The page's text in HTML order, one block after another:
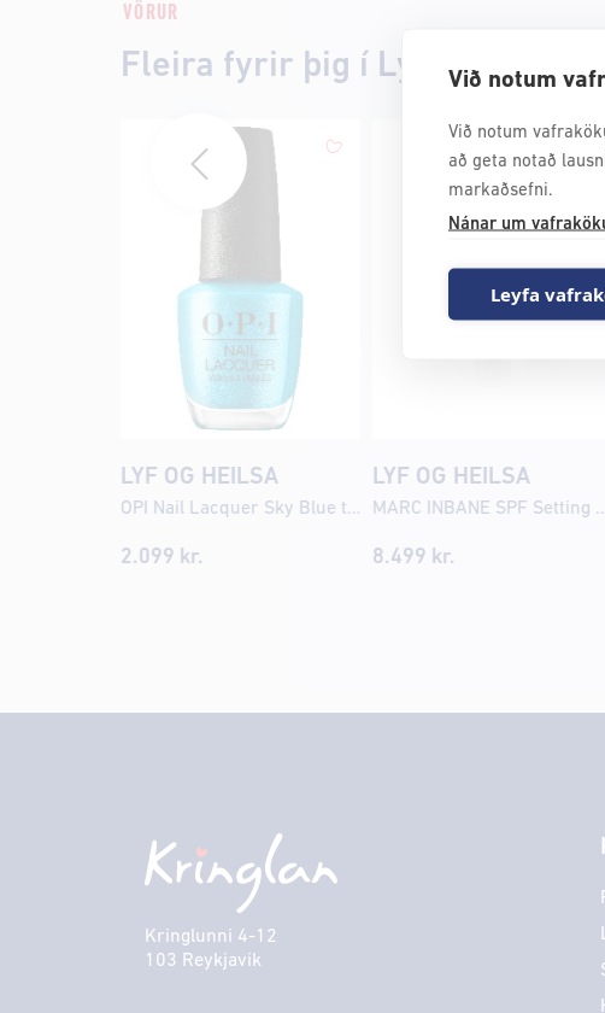
Við notum
Við notum
að geta notað
markaðsefni.
Nánar um
Leyfa
VÖRUR
Fleira fyrir þig í Lyf og Heilsa
LYF OG HEILSA
OPI Nail Lacquer Sky Blue the Limit
2.099 kr.
LYF OG HEILSA
MARC INBANE SPF
8.499 kr.
Kringlunni 4-12
103 Reykjavik